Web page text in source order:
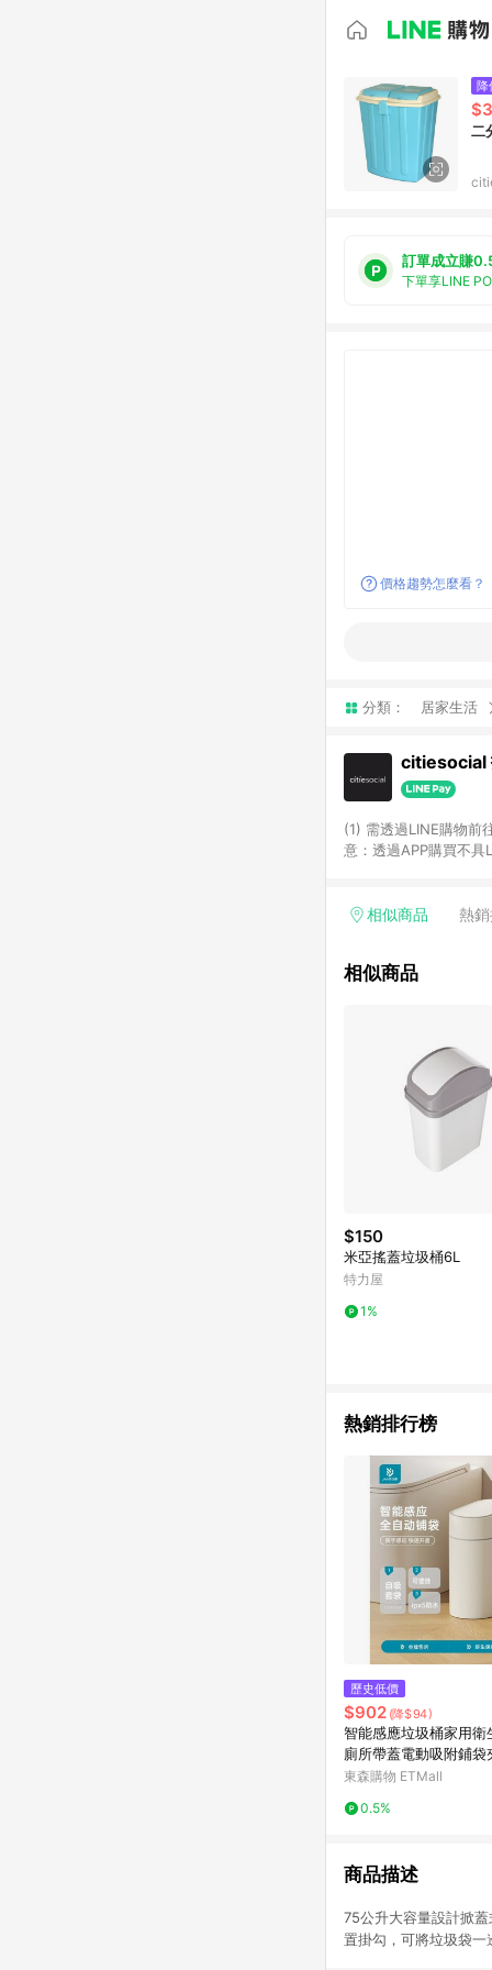
降
二
訂單成立賺
下單享LINE
價格趨勢怎麼看？
分類： 居家生活
citiesocial
(1) 需透過LINE購物前
意：透過APP購買不具
相似商品 熱
相似商品
$150
米亞搖蓋垃圾桶6L
特力屋
1%
熱銷排行榜
歷史低價
$902 (降$94)
智能感應垃圾桶家用衛
廁所帶蓋電動吸附鋪
新款
東森購物 ETMall
0.5%
商品描述
75公升大容量設計掀
置掛勾，可將垃圾袋